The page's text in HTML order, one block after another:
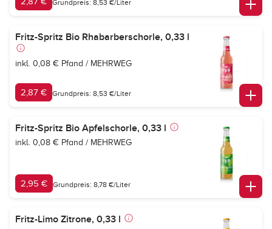
Grundpreis: 8,53 €/Liter
Fritz-Spritz Bio Rhabarberschorle, 0,33 l
inkl. 0,08 € Pfand / MEHRWEG
2,87 € Grundpreis: 8,53 €/Liter
Fritz-Spritz Bio Apfelschorle, 0,33 l
inkl. 0,08 € Pfand / MEHRWEG
2,95 € Grundpreis: 8,78 €/Liter
Fritz-Limo Zitrone, 0,33 l